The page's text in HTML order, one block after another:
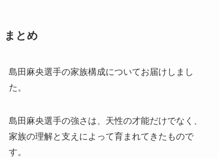
まとめ
島田麻央選手の家族構成についてお届けしまし
た。
島田麻央選手の強さは、天性の才能だけでなく、
家族の理解と支えによって育まれてきたもので
す。